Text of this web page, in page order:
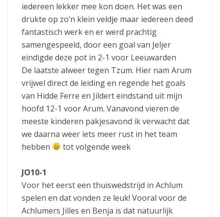
iedereen lekker mee kon doen. Het was een
drukte op zo’n klein veldje maar iedereen deed
fantastisch werk en er werd prachtig
samengespeeld, door een goal van Jeljer
eindigde deze pot in 2-1 voor Leeuwarden
De laatste alweer tegen Tzum. Hier nam Arum
vrijwel direct de leiding en regende het goals
van Hidde Ferre en Jildert eindstand uit mijn
hoofd 12-1 voor Arum. Vanavond vieren de
meeste kinderen pakjesavond ik verwacht dat
we daarna weer iets meer rust in het team
hebben
tot volgende week
JO10-1
Voor het eerst een thuiswedstrijd in Achlum
spelen en dat vonden ze leuk! Vooral voor de
Achlumers Jilles en Benja is dat natuurlijk